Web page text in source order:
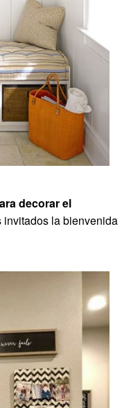
decorar el
invitados la bienvenida